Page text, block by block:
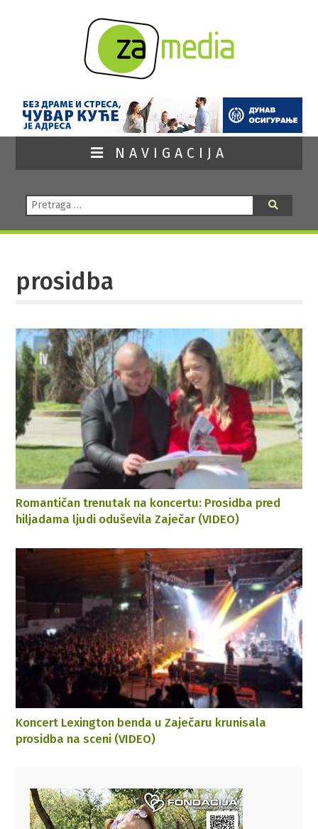
NAVIGACIJA
Pretraga:
prosidba
Romantičan trenutak na koncertu: Prosidba pred
hiljadama ljudi oduševila Zaječar (VIDEO)
Koncert Lexington benda u Zaječaru krunisala
prosidba na sceni (VIDEO)